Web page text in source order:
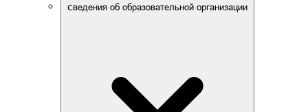
Сведения об образовательной организации